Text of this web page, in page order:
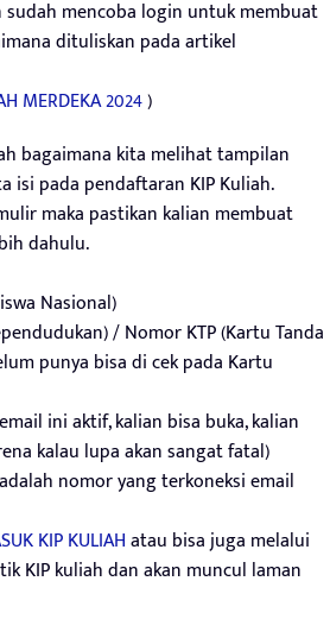
sudah mencoba login untuk membuat
dituliskan pada artikel
MERDEKA 2024)
bagaimana kita melihat tampilan
isi pada pendaftaran KIP Kuliah.
maka pastikan kalian membuat
dahulu.
Nasional)
/ Nomor KTP (Kartu Tanda
punya bisa di cek pada Kartu
ini aktif, kalian bisa buka, kalian
kalau lupa akan sangat fatal)
nomor yang terkoneksi email
KIP KULIAHatau bisa juga melalui
KIP kuliah dan akan muncul laman